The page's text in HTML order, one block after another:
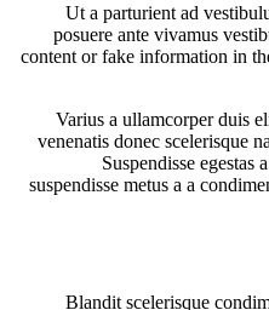
Ut a parturient ad
posuere ante vivamus
content or fake information in
Varius a ullamcorper duis
venenatis donec scelerisque
Suspendisse egestas
suspendisse metus a a
Blandit scelerisque